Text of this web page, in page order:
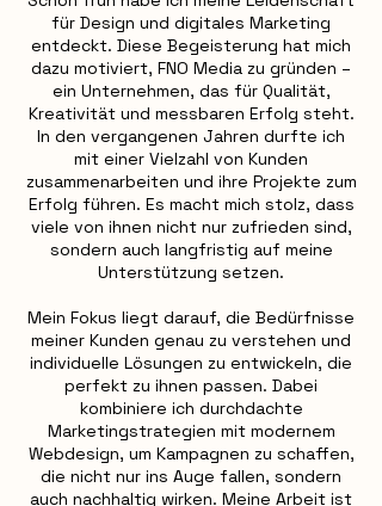
für Design und digitales Marketing
entdeckt. Diese Begeisterung hat mich
dazu motiviert, FNO Media zu gründen –
ein Unternehmen, das für Qualität,
Kreativität und messbaren Erfolg steht.
In den vergangenen Jahren durfte ich
mit einer Vielzahl von Kunden
zusammenarbeiten und ihre Projekte zum
Erfolg führen. Es macht mich stolz, dass
viele von ihnen nicht nur zufrieden sind,
sondern auch langfristig auf meine
Unterstützung setzen.
Mein Fokus liegt darauf, die Bedürfnisse
meiner Kunden genau zu verstehen und
individuelle Lösungen zu entwickeln, die
perfekt zu ihnen passen. Dabei
kombiniere ich durchdachte
Marketingstrategien mit modernem
Webdesign, um Kampagnen zu schaffen,
die nicht nur ins Auge fallen, sondern
auch nachhaltig wirken. Meine Arbeit ist